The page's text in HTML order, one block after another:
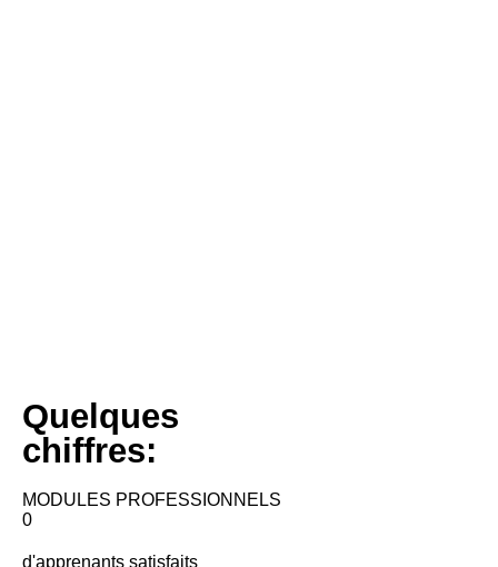
Quelques
chiffres:
MODULES PROFESSIONNELS
0
d'apprenants satisfaits